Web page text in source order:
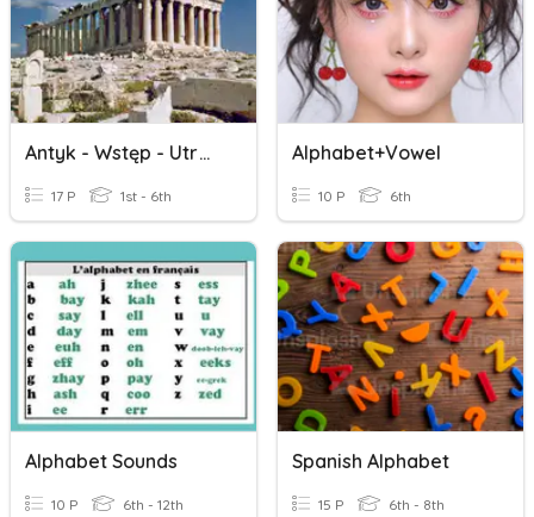
Antyk - Wstęp - Utrwalenie
17 P 1st - 6th
Alphabet+Vowel
10 P 6th
Alphabet Sounds
10 P 6th - 12th
Spanish Alphabet
15 P 6th - 8th